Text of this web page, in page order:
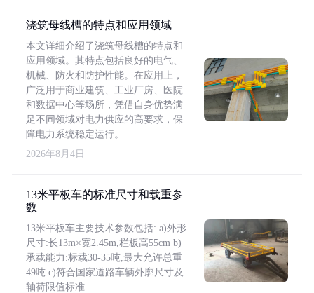
浇筑母线槽的特点和应用领域
本文详细介绍了浇筑母线槽的特点和
应用领域。其特点包括良好的电气、
机械、防火和防护性能。在应用上，
广泛用于商业建筑、工业厂房、医院
和数据中心等场所，凭借自身优势满
足不同领域对电力供应的高要求，保
障电力系统稳定运行。
2026年8月4日
13米平板车的标准尺寸和载重参
数
13米平板车主要技术参数包括: a)外形
尺寸:长13m×宽2.45m,栏板高55cm b)
承载能力:标载30-35吨,最大允许总重
49吨 c)符合国家道路车辆外廓尺寸及
轴荷限值标准